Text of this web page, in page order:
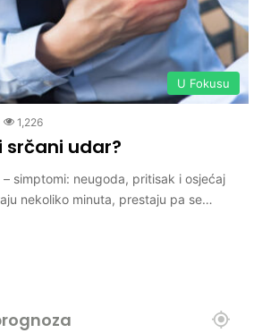
U Fokusu
1,226
srčani udar?
simptomi: neugoda, pritisak i osjećaj
nekoliko minuta, prestaju pa se…